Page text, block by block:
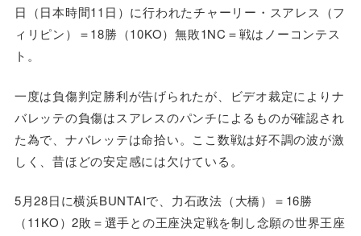
日（日本時間11日）に行われたチャーリー・スアレス（フ
ィリピン）＝18勝（10KO）無敗1NC＝戦はノーコンテス
ト。
一度は負傷判定勝利が告げられたが、ビデオ裁定によりナ
バレッテの負傷はスアレスのパンチによるものが確認され
た為で、ナバレッテは命拾い。ここ数戦は好不調の波が激
しく、昔ほどの安定感には欠けている。
5月28日に横浜BUNTAIで、力石政法（大橋）＝16勝
（11KO）2敗＝選手との王座決定戦を制し念願の世界王座